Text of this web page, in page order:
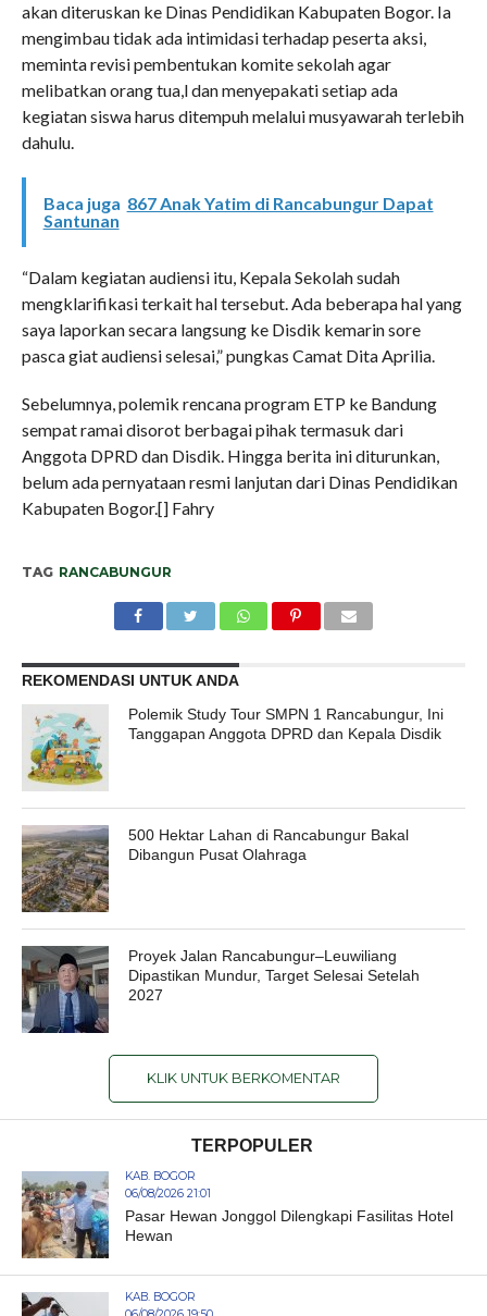
akan diteruskan ke Dinas Pendidikan Kabupaten Bogor. Ia
mengimbau tidak ada intimidasi terhadap peserta aksi,
meminta revisi pembentukan komite sekolah agar
melibatkan orang tua,l dan menyepakati setiap ada
kegiatan siswa harus ditempuh melalui musyawarah terlebih
dahulu.
Baca juga 867 Anak Yatim di Rancabungur Dapat
Santunan
“Dalam kegiatan audiensi itu, Kepala Sekolah sudah
mengklarifikasi terkait hal tersebut. Ada beberapa hal yang
saya laporkan secara langsung ke Disdik kemarin sore
pasca giat audiensi selesai,” pungkas Camat Dita Aprilia.
Sebelumnya, polemik rencana program ETP ke Bandung
sempat ramai disorot berbagai pihak termasuk dari
Anggota DPRD dan Disdik. Hingga berita ini diturunkan,
belum ada pernyataan resmi lanjutan dari Dinas Pendidikan
Kabupaten Bogor.[] Fahry
TAG RANCABUNGUR
REKOMENDASI UNTUK ANDA
Polemik Study Tour SMPN 1 Rancabungur, Ini
Tanggapan Anggota DPRD dan Kepala Disdik
500 Hektar Lahan di Rancabungur Bakal
Dibangun Pusat Olahraga
Proyek Jalan Rancabungur–Leuwiliang
Dipastikan Mundur, Target Selesai Setelah
2027
KLIK UNTUK BERKOMENTAR
TERPOPULER
KAB. BOGOR
06/08/2026 21:01
Pasar Hewan Jonggol Dilengkapi Fasilitas Hotel
Hewan
KAB. BOGOR